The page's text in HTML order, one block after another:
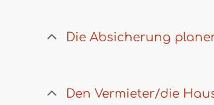
Die Absicherung
Den Vermieter/die